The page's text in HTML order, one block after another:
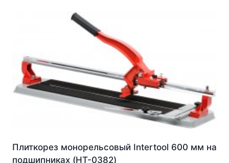
Плиткорез монорельсовый Intertool 600 мм на
подшипниках (HT-0382)